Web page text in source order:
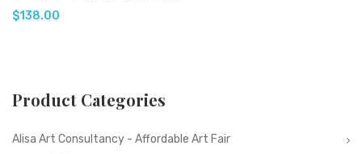
$138.00
Product Categories
Alisa Art Consultancy - Affordable Art Fair